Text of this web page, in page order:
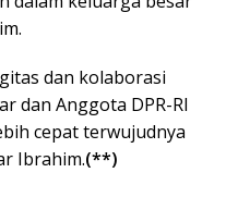
dan kolaborasi
dan Anggota DPR-RI
cepat terwujudnya
Ibrahim.(**)